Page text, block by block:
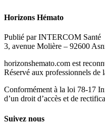
Horizons Hémato
Publié par INTERCOM Santé
3, avenue Molière – 92600
horizonshemato.com est
Réservé aux professionnels de
Conformément à la loi 78-17
d’un droit d’accès et de
Suivez nous